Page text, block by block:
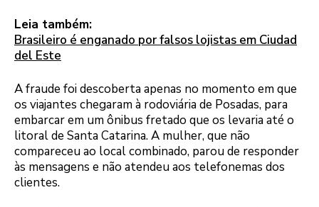
Leia também:
Brasileiro é enganado por falsos lojistas em Ciudad
del Este
A fraude foi descoberta apenas no momento em que
os viajantes chegaram à rodoviária de Posadas, para
embarcar em um ônibus fretado que os levaria até o
litoral de Santa Catarina. A mulher, que não
compareceu ao local combinado, parou de responder
às mensagens e não atendeu aos telefonemas dos
clientes.